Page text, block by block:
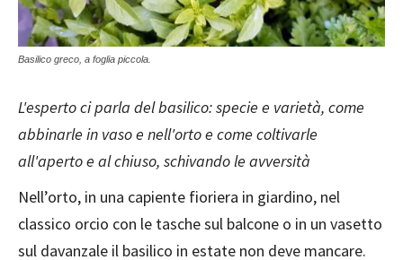
Basilico greco, a foglia piccola.
L'esperto ci parla del basilico: specie e varietà, come
abbinarle in vaso e nell'orto e come coltivarle
all'aperto e al chiuso, schivando le avversità
Nell’orto, in una capiente fioriera in giardino, nel
classico orcio con le tasche sul balcone o in un vasetto
sul davanzale il basilico in estate non deve mancare.